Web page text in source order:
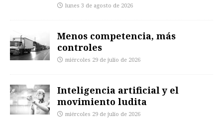
lunes 3 de agosto de 2026
Menos competencia, más
controles
miércoles 29 de julio de 2026
Inteligencia artificial y el
movimiento ludita
miércoles 29 de julio de 2026